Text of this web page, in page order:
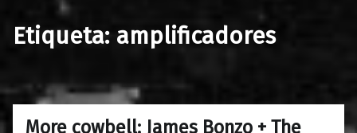
Etiqueta: amplificadores
More cowbell: James Bonzo + The